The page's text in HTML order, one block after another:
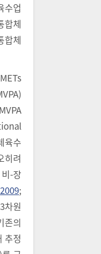
수업
합체
합체
육수
히려
-장
;
차원
존의
추정